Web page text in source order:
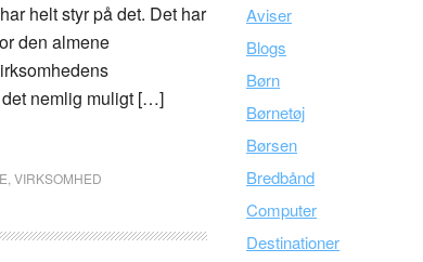
helt styr på det. Det har
den almene
nemlig muligt […]
VIRKSOMHED
Aviser
Blogs
Børn
Børnetøj
Børsen
Bredbånd
Computer
Destinationer